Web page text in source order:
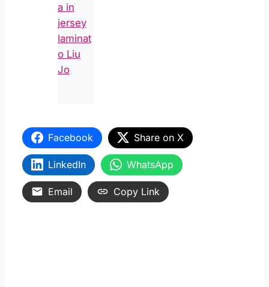
Facebook Share on X
LinkedIn WhatsApp
Email Copy Link